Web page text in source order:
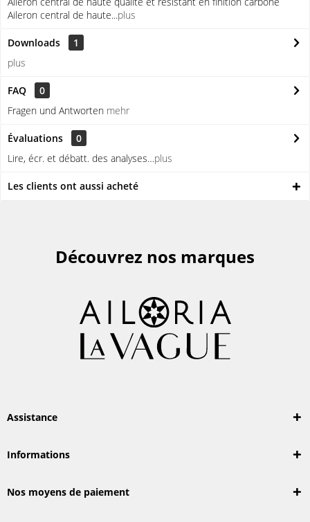
Aileron central de haute...plus
Downloads
1
plus
FAQ
0
Fragen und Antworten mehr
Évaluations
0
Lire, écr. et débatt. des analyses…plus
Les clients ont aussi acheté
Découvrez nos marques
Assistance
Informations
Nos moyens de paiement